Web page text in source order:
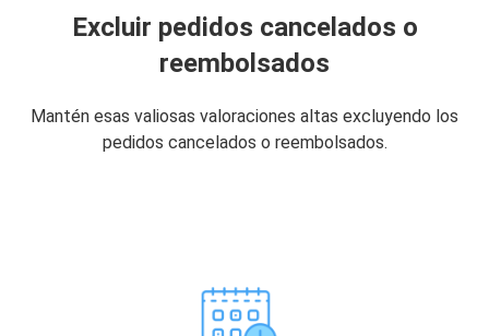
Excluir pedidos cancelados o
reembolsados
Mantén esas valiosas valoraciones altas excluyendo los
pedidos cancelados o reembolsados.